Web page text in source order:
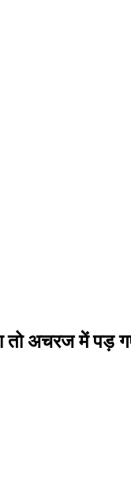
तो अचरज में पड़